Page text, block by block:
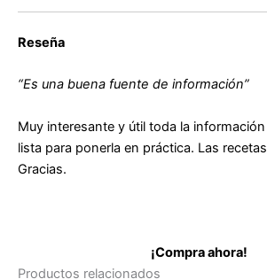
Reseña
“Es una buena fuente de información”
Muy interesante y útil toda la
lista para ponerla en práctica. Las
Gracias.
¡Compra ahora!
Productos relacionados